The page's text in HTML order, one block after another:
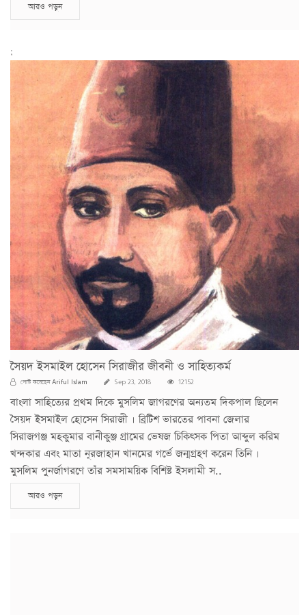
আরও পড়ুন
;
সৈয়দ ইসমাইল হোসেন সিরাজীর জীবনী ও সাহিত্যকর্ম
পোস্ট করেছেনAriful Islam Sep 23, 2018 12152
বাংলা সাহিত্যের প্রথম দিকে মুসলিম জাগরণের অন্যতম দিকপাল ছিলেন
সৈয়দ ইসমাইল হোসেন সিরাজী । ব্রিটিশ ভারতের পাবনা জেলার
সিরাজগঞ্জ মহকুমার বানীকুঞ্জ গ্রামের ভেষজ চিকিৎসক পিতা আব্দুল করিম
খন্দকার এবং মাতা নূরজাহান খানমের গর্ভে জন্মগ্রহণ করেন তিনি ।
মুসলিম পুনর্জাগরণে তাঁর সমসাময়িক বিশিষ্ট ইসলামী স..
আরও পড়ুন